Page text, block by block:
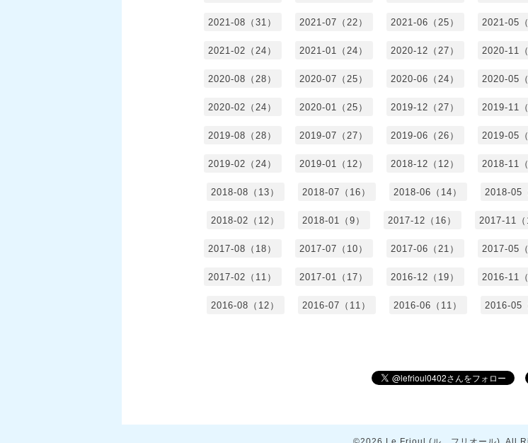
2021-08（31） 2021-07（22） 2021-06（25） 2021-05（
2021-02（24） 2021-01（24） 2020-12（27） 2020-11（
2020-08（28） 2020-07（25） 2020-06（24） 2020-05（
2020-02（24） 2020-01（25） 2019-12（27） 2019-11（
2019-08（28） 2019-07（27） 2019-06（26） 2019-05（
2019-02（24） 2019-01（12） 2018-12（12） 2018-11（
2018-08（13） 2018-07（16） 2018-06（14） 2018-05
2018-02（12） 2018-01（9） 2017-12（16） 2017-11（
2017-08（18） 2017-07（10） 2017-06（21） 2017-05（
2017-02（11） 2017-01（17） 2016-12（19） 2016-11（
2016-08（12） 2016-07（11） 2016-06（11） 2016-05